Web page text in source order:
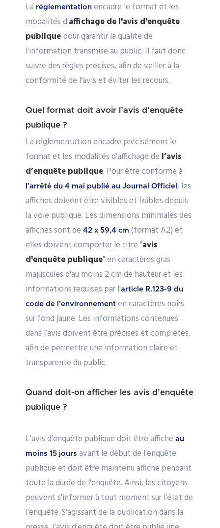
La réglementation encadre le format et les
modalités d'affichage de l'avis d'enquête
publiquepour garantir la qualité de
l'information transmise au public. Il faut donc
suivre des règles précises, afin de veiller à la
conformité de l’avis et éviter les recours.
Quel format doit avoir l’avis d’enquête
publique ?
La réglementation encadre précisément le
format et les modalités d’affichage de l’avis
d’enquête publique. Pour être conforme à
l’arrêté du 4 mai publié au Journal Officiel , les
affiches doivent être visibles et lisibles depuis
la voie publique. Les dimensions minimales des
affiches sont de 42 x 59,4 cm (format A2) et
elles doivent comporter le titre "avis
d'enquête publique" en caractères gras
majuscules d'au moins 2 cm de hauteur et les
informations requises par l'article R.123-9 du
code de l'environnement en caractères noirs
sur fond jaune. Les informations contenues
dans l’avis doivent être précises et complètes,
afin de permettre une information claire et
transparente du public.
Quand doit-on afficher les avis d’enquête
publique ?
L'avis d'enquête publique doit être affiché au
moins 15 jours avant le début de l'enquête
publique et doit être maintenu affiché pendant
toute la durée de l'enquête. Ainsi, les citoyens
peuvent s'informer à tout moment sur l'état de
l'enquête. S'agissant de la publication dans la